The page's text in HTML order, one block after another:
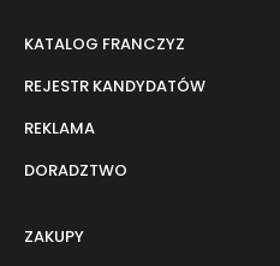
KATALOG FRANCZYZ
REJESTR KANDYDATÓW
REKLAMA
DORADZTWO
ZAKUPY